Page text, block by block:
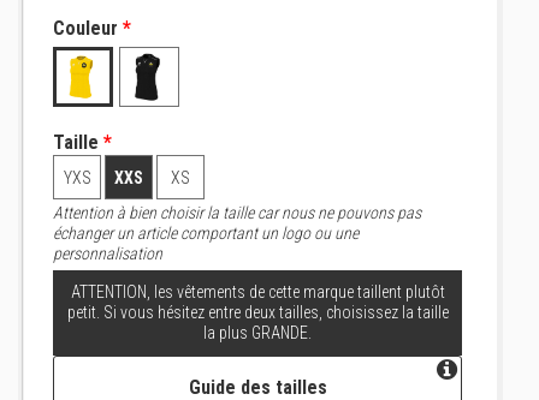
Couleur *
Taille *
YXS XXS
XS
Attention à bien choisir la taille car nous ne pouvons pas
échanger un article comportant un logo ou une
personnalisation
ATTENTION, les vêtements de cette marque taillent plutôt
petit. Si vous hésitez entre deux tailles, choisissez la taille
la plus GRANDE.
Guide des tailles